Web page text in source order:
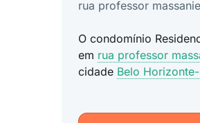
rua professor
O condomínio
em rua professor
cidade Belo